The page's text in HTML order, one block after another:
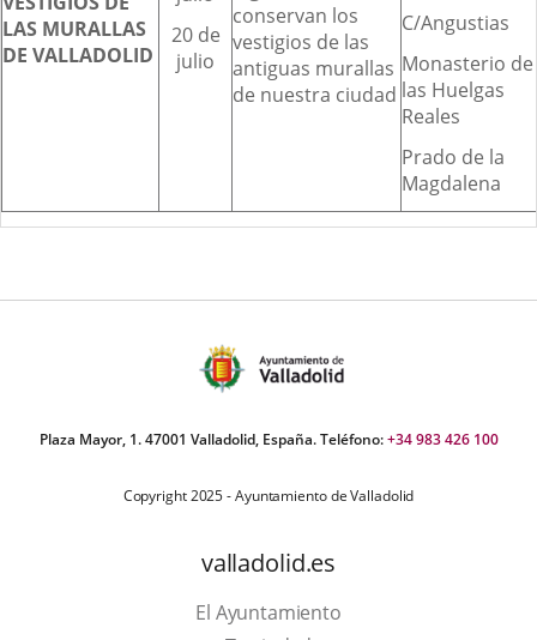
LAS MURALLAS
DE VALLADOLID
20 de
julio
conservan los
vestigios de las
antiguas murallas
de nuestra ciudad
C/Angustias
Monasterio de
las Huelgas
Reales
Prado de la
Magdalena
Plaza Mayor, 1. 47001 Valladolid, España. Teléfono:+34 983 426 100
Copyright 2025 - Ayuntamiento de Valladolid
valladolid.es
El Ayuntamiento